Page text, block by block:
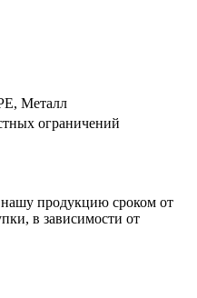
Металл
ограничений
продукцию сроком от
в зависимости от